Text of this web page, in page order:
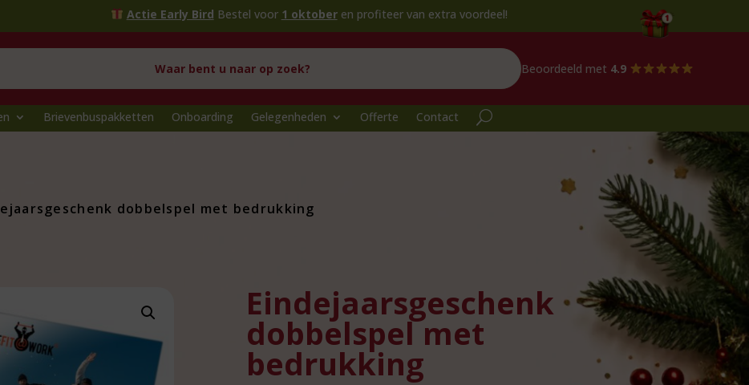
Actie Early BirdBestel voor1 oktoberen profiteer van extra voordeel!
Beoordeeld met 4.9
Brievenbuspakketten Onboarding Gelegenheden Offerte Contact
dobbelspel met bedrukking
Eindejaarsgeschenk
dobbelspel met
bedrukking